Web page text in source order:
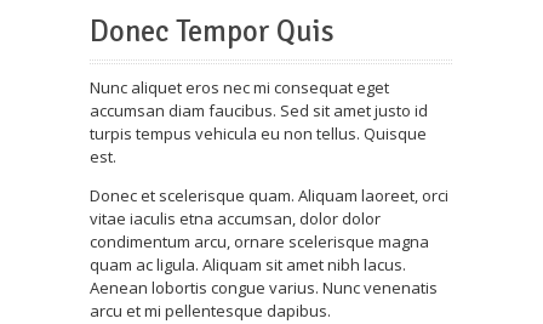
Donec Tempor Quis
Nunc aliquet eros nec mi consequat eget
accumsan diam faucibus. Sed sit amet justo id
turpis tempus vehicula eu non tellus. Quisque
est.
Donec et scelerisque quam. Aliquam laoreet, orci
vitae iaculis etna accumsan, dolor dolor
condimentum arcu, ornare scelerisque magna
quam ac ligula. Aliquam sit amet nibh lacus.
Aenean lobortis congue varius. Nunc venenatis
arcu et mi pellentesque dapibus.